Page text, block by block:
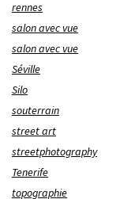
rennes
salon avec vue
salon avec vue
Séville
Silo
souterrain
street art
streetphotography
Tenerife
topographie